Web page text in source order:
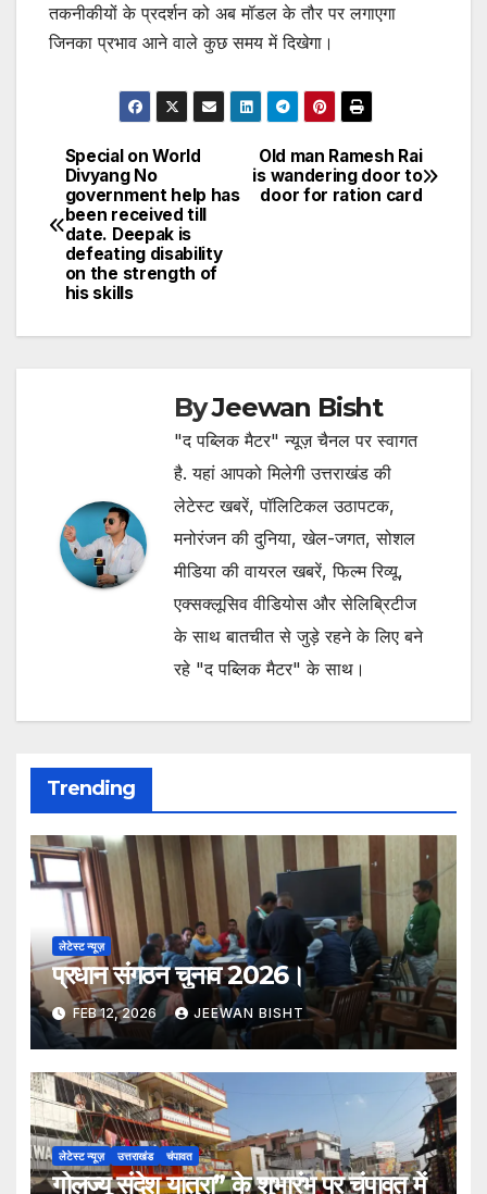
तकनीकीयों के प्रदर्शन को अब मॉडल के तौर पर लगाएगा
जिनका प्रभाव आने वाले कुछ समय में दिखेगा।
Post
navigation
Old man Ramesh Rai
is wandering door to
door for ration card
Special on World
Divyang No
government help has
been received till
date. Deepak is
defeating disability
on the strength of
his skills
ByJeewan Bisht
"द पब्लिक मैटर" न्यूज़ चैनल पर स्वागत
है. यहां आपको मिलेगी उत्तराखंड की
लेटेस्ट खबरें, पॉलिटिकल उठापटक,
मनोरंजन की दुनिया, खेल-जगत, सोशल
मीडिया की वायरल खबरें, फिल्म रिव्यू,
एक्सक्लूसिव वीडियोस और सेलिब्रिटीज
के साथ बातचीत से जुड़े रहने के लिए बने
रहे "द पब्लिक मैटर" के साथ।
Trending
लेटेस्ट न्यूज़
प्रधान संगठन चुनाव 2026।
FEB 12, 2026 JEEWAN BISHT
लेटेस्ट न्यूज़ उत्तराखंड चंपावत
गोलज्यू संदेश यात्रा” के शुभारंभ पर चंपावत में